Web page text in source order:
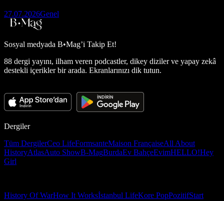
27.07.2026Genel
Sosyal medyada B•Mag’i Takip Et!
88 dergi yayını, ilham veren podcastler, dikey diziler ve yapay zekâ
destekli içerikler bir arada. Ekranlarınızı dik tutun.
Dergiler
Tüm DergilerCeo LifeFormsanteMaison FrançaiseAll About
HistoryAtlasAuto ShowB-MagBurdaEv BahçeEvimHELLO!Hey
Girl
History Of WarHow It Worksİstanbul LifeKore PopPozitifStart